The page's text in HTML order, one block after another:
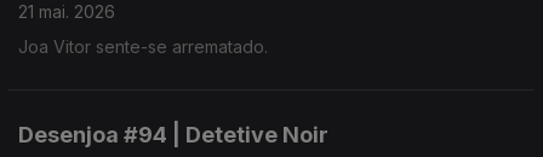
21 mai. 2026
Joa Vitor sente-se arrematado.
Desenjoa #94 | Detetive Noir